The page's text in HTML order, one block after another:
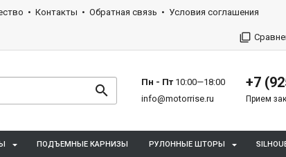
Контакты Обратная связь Условия соглашения
Пн - Пт10:00—18:00
info@motorrise.ru
+7
Прием
ПОДЪЕМНЫЕ КАРНИЗЫ РУЛОННЫЕ ШТОРЫ